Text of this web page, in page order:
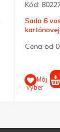
Kód:
Sada 6
kartónovej
Cena od
Môj
výber